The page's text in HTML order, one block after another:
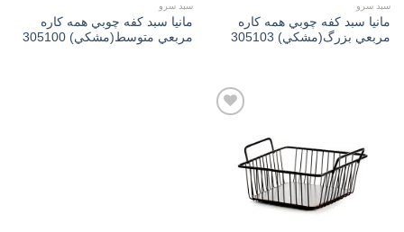
سبد سرو
مانیا سبد كفه چوبي همه كاره
مربعي بزرگ(مشكي) 305103
سبد سرو
مانیا سبد كفه چوبي همه كاره
مربعي متوسط(مشكي) 305100